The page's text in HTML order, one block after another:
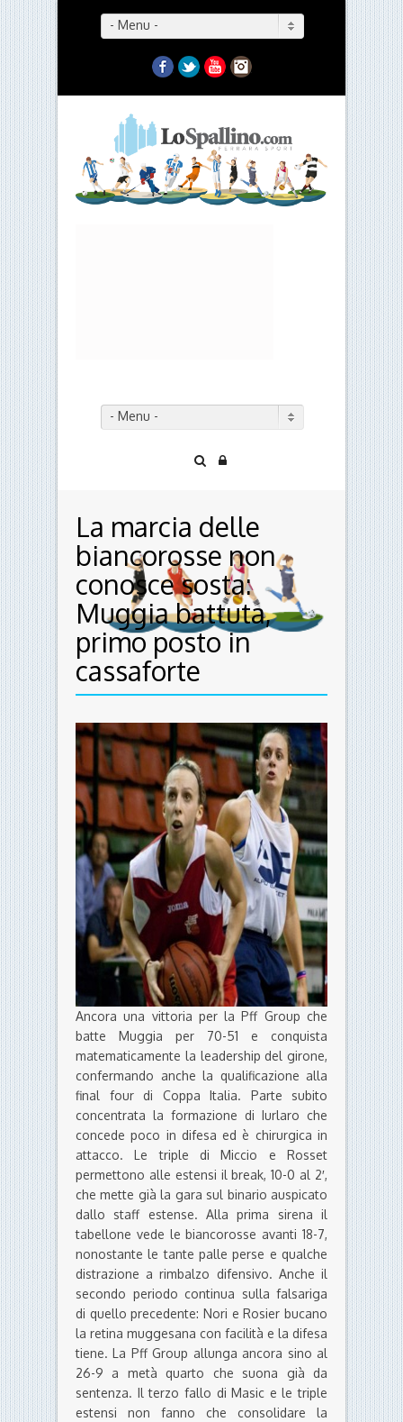
- Menu -
Facebook
TwitterYouTubeInstagram
- Menu -
La marcia delle
biancorosse non
conosce sosta:
Muggia battuta,
primo posto in
cassaforte
Ancora una vittoria per la Pff Group che
batte Muggia per 70-51 e conquista
matematicamente la leadership del girone,
confermando anche la qualificazione alla
final four di Coppa Italia. Parte subito
concentrata la formazione di Iurlaro che
concede poco in difesa ed è chirurgica in
attacco. Le triple di Miccio e Rosset
permettono alle estensi il break, 10-0 al 2′,
che mette già la gara sul binario auspicato
dallo staff estense. Alla prima sirena il
tabellone vede le biancorosse avanti 18-7,
nonostante le tante palle perse e qualche
distrazione a rimbalzo difensivo. Anche il
secondo periodo continua sulla falsariga
di quello precedente: Nori e Rosier bucano
la retina muggesana con facilità e la difesa
tiene. La Pff Group allunga ancora sino al
26-9 a metà quarto che suona già da
sentenza. Il terzo fallo di Masic e le triple
estensi non fanno che consolidare la